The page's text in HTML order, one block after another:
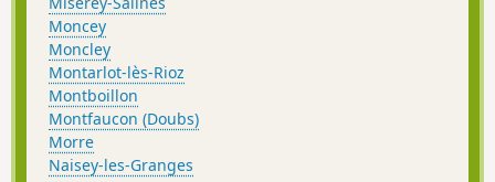
Moncey
Moncley
Montarlot-lès-Rioz
Montboillon
Montfaucon (Doubs)
Morre
Naisey-les-Granges